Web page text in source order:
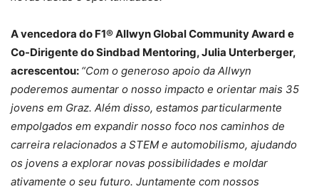
A vencedora do F1® Allwyn Global Community Award e
Co-Dirigente do Sindbad Mentoring, Julia Unterberger,
acrescentou: “Com o generoso apoio da Allwyn
poderemos aumentar o nosso impacto e orientar mais 35
jovens em Graz. Além disso, estamos particularmente
empolgados em expandir nosso foco nos caminhos de
carreira relacionados a STEM e automobilismo, ajudando
os jovens a explorar novas possibilidades e moldar
ativamente o seu futuro. Juntamente com nossos